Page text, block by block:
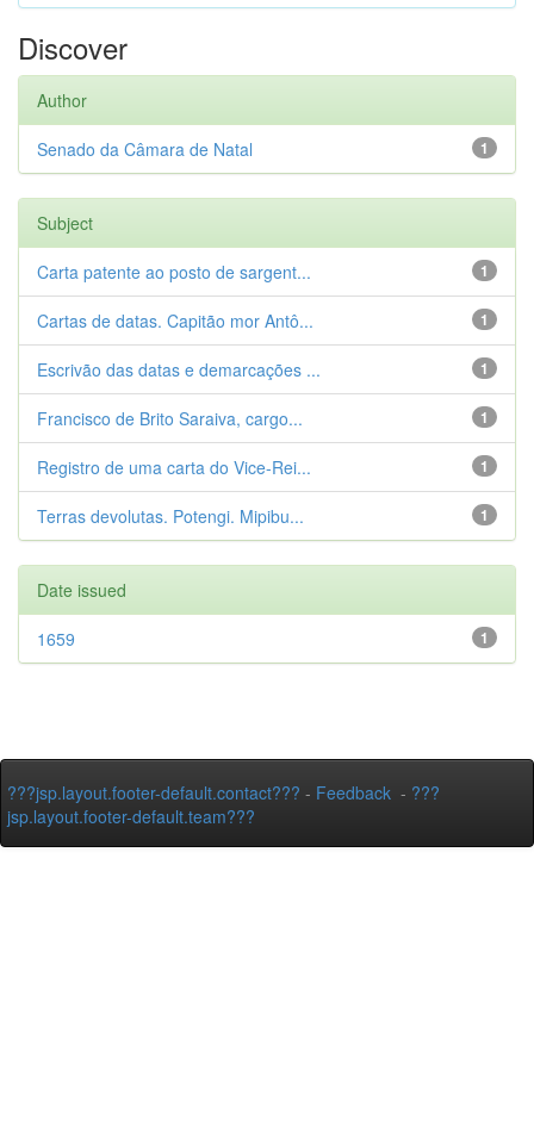
Discover
Author
1
Senado da Câmara de Natal
Subject
1
Carta patente ao posto de sargent...
1
Cartas de datas. Capitão mor Antô...
1
Escrivão das datas e demarcações ...
1
Francisco de Brito Saraiva, cargo...
1
Registro de uma carta do Vice-Rei...
1
Terras devolutas. Potengi. Mipibu...
Date issued
1
1659
???jsp.layout.footer-default.contact??? - Feedback - ???
jsp.layout.footer-default.team???